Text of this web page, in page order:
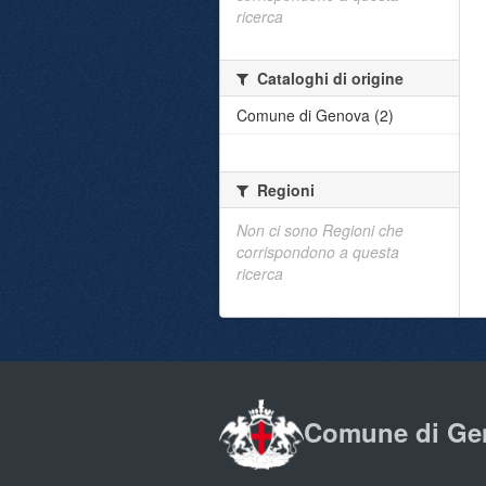
ricerca
Cataloghi di origine
Comune di Genova (2)
Regioni
Non ci sono Regioni che
corrispondono a questa
ricerca
Comune di